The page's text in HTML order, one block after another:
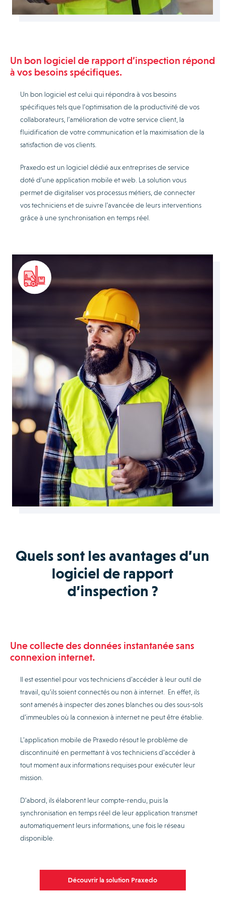
Un bon logiciel de rapport d’inspection répond
à vos besoins spécifiques.
Un bon logiciel est celui qui répondra à vos besoins
spécifiques tels que l’optimisation de la productivité de vos
collaborateurs, l’amélioration de votre service client, la
fluidification de votre communication et la maximisation de la
satisfaction de vos clients.
Praxedo est un logiciel dédié aux entreprises de service
doté d’une application mobile et web. La solution vous
permet de digitaliser vos processus métiers, de connecter
vos techniciens et de suivre l’avancée de leurs interventions
grâce à une synchronisation en temps réel.
Quels sont les avantages d’un
logiciel de rapport
d’inspection ?
Une collecte des données instantanée sans
connexion internet.
Il est essentiel pour vos techniciens d’accéder à leur outil de
travail, qu’ils soient connectés ou non à internet. En effet, ils
sont amenés à inspecter des zones blanches ou des sous-sols
d’immeubles où la connexion à internet ne peut être établie.
L’application mobile de Praxedo résout le problème de
discontinuité en permettant à vos techniciens d’accéder à
tout moment aux informations requises pour exécuter leur
mission.
D’abord, ils élaborent leur compte-rendu, puis la
synchronisation en temps réel de leur application transmet
automatiquement leurs informations, une fois le réseau
disponible.
Découvrir la solution Praxedo